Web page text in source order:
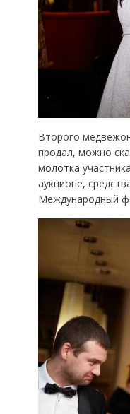
Второго
продал, можно
молотка
аукционе,
Международный